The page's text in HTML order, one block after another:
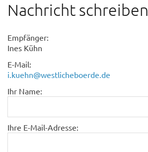
Nachricht schreiben
Empfänger:
Ines Kühn
E-Mail:
i.kuehn@westlicheboerde.de
Ihr Name:
Ihre E-Mail-Adresse: